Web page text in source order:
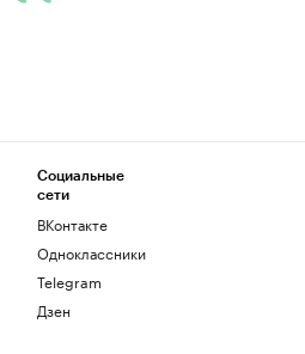
Социальные
сети
ВКонтакте
Одноклассники
Telegram
Дзен